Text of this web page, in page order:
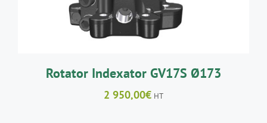
Rotator Indexator GV17S Ø173
2 950,00€ HT